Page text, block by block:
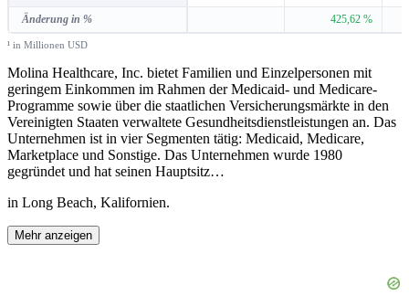
Änderung in %
425,62 %
¹ in Millionen USD
Molina Healthcare, Inc. bietet Familien und Einzelpersonen mit
geringem Einkommen im Rahmen der Medicaid- und Medicare-
Programme sowie über die staatlichen Versicherungsmärkte in den
Vereinigten Staaten verwaltete Gesundheitsdienstleistungen an. Das
Unternehmen ist in vier Segmenten tätig: Medicaid, Medicare,
Marketplace und Sonstige. Das Unternehmen wurde 1980
gegründet und hat seinen Hauptsitz…
in Long Beach, Kalifornien.
Mehr anzeigen